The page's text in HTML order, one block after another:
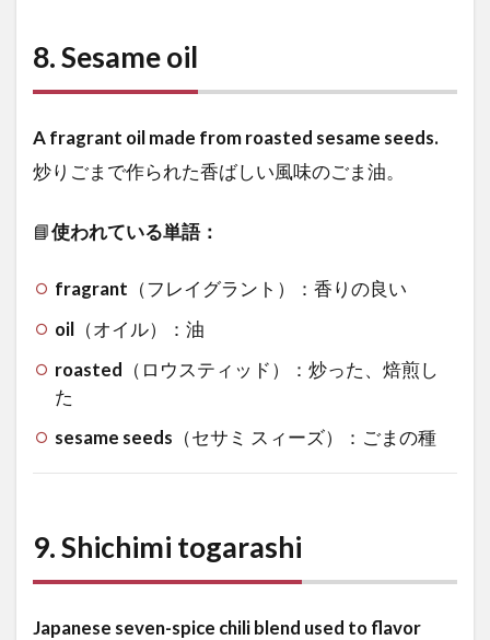
8.Sesame oil
A fragrant oil made from roasted sesame seeds.
炒りごまで作られた香ばしい風味のごま油。
📘使われている単語：
fragrant （フレイグラント）：香りの良い
oil （オイル）：油
roasted （ロウスティッド）：炒った、焙煎し
た
sesame seeds （セサミ スィーズ）：ごまの種
9.Shichimi togarashi
Japanese seven-spice chili blend used to flavor